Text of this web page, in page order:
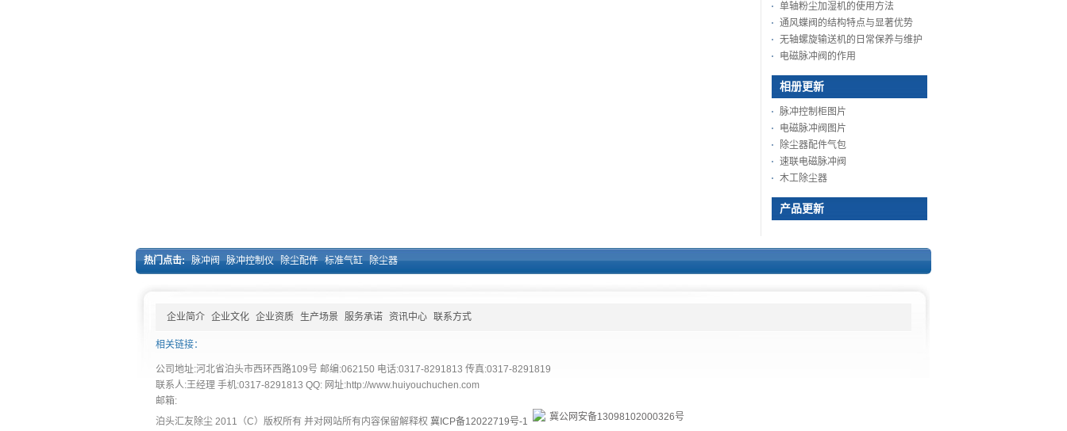
单轴粉尘加湿机的使用方法
通风蝶阀的结构特点与显著优势
无轴螺旋输送机的日常保养与维护
电磁脉冲阀的作用
相册更新
脉冲控制柜图片
电磁脉冲阀图片
除尘器配件气包
速联电磁脉冲阀
木工除尘器
产品更新
热门点击: 脉冲阀 脉冲控制仪 除尘配件 标准气缸 除尘器
企业简介 企业文化 企业资质 生产场景 服务承诺 资讯中心 联系方式
相关链接：
公司地址:河北省泊头市西环西路109号 邮编:062150 电话:0317-8291813 传真:0317-8291819
联系人:王经理 手机:0317-8291813 QQ: 网址:http://www.huiyouchuchen.com
邮箱:
泊头汇友除尘 2011（C）版权所有 并对网站所有内容保留解释权 冀ICP备12022719号-1 冀公网安备13098102000326号